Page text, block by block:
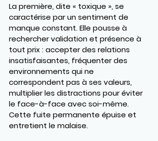
La première, dite « toxique », se
caractérise par un sentiment de
manque constant. Elle pousse à
rechercher validation et présence à
tout prix : accepter des relations
insatisfaisantes, fréquenter des
environnements qui ne
correspondent pas à ses valeurs,
multiplier les distractions pour éviter
le face-à-face avec soi-même.
Cette fuite permanente épuise et
entretient le malaise.